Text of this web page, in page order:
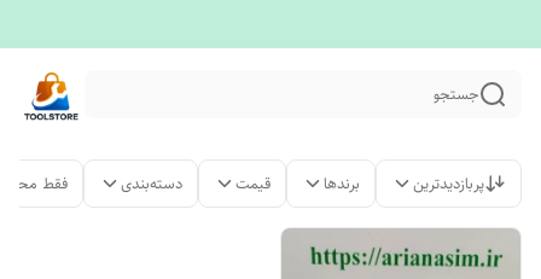
جستجو
پربازدیدترین برندها قیمت دسته‌بندی فقط